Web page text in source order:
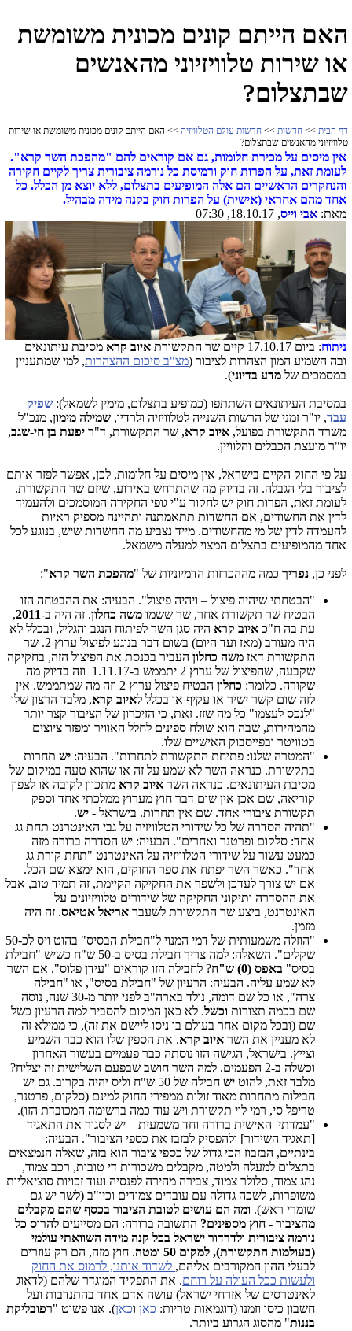
האם הייתם קונים מכונית משומשת
או שירות טלוויזיוני מהאנשים
שבתצלום?
דף הבית >> חדשות >> חדשות עולם הטלוויזיה >> האם הייתם קונים מכונית משומשת או שירות
טלוויזיוני מהאנשים שבתצלום?
אין מיסים על מכירת חלומות, גם אם קוראים להם "מהפכת השר קרא".
לעומת זאת, על הפרות חוק ורמיסת כל נורמה ציבורית צריך לקיים חקירה
והנחקרים הראשיים הם אלה המופיעים בתצלום, ללא יוצא מן הכלל. כל
אחד מהם אחראי (אישית) על הפרות חוק בקנה מידה מבהיל.
מאת: אבי וייס, 18.10.17, 07:30
ניתוח: ביום 17.10.17 קיים שר התקשורת איוב קרא מסיבת עיתונאים
ובה השמיע המון הצהרות לציבור (מצ"ב סיכום ההצהרות, למי שמתעניין
במסמכים של מדע בדיוני).
במסיבת העיתונאים השתתפו (כמופיע בתצלום, מימין לשמאל): שפיק
עבד, יו"ר זמני של הרשות השנייה לטלוויזיה ולרדיו, שמילה מימון, מנכ"ל
משרד התקשורת בפועל, איוב קרא, שר התקשורת, ד"ר יפעת בן חי-שגב,
יו"ר מועצת הכבלים והלוויין.
על פי החוק הקיים בישראל, אין מיסים על חלומות, לכן, אפשר לפזר אותם
לציבור בלי הגבלה. זה בדיוק מה שהתרחש באירוע, שיזם שר התקשורת.
לעומת זאת, הפרות חוק יש לחקור ע"י גופי החקירה המוסמכים ולהעמיד
לדין את החשודים, אם החשדות תתאמתנה ותהיינה מספיק ראיות
להעמדה לדין של מי מהחשודים. מייד נצביע מה החשדות שיש, בנוגע לכל
אחד מהמופיעים בתצלום המצוי למעלה משמאל.
לפני כן, נפריך כמה מההכרזות הדמיוניות של "מהפכת השר קרא":
"הבטחתי שיהיה פיצול – ויהיה פיצול". הבעיה: את ההבטחה הזו
הבטיח שר תקשורת אחר, שר ששמו משה כחלון. זה היה ב-2011
,
עת בה ח"כ איוב קרא היה סגן השר לפיתוח הנגב והגליל, ובכלל לא
היה מעורב (מאז ועד היום) בשום דבר בנוגע לפיצול ערוץ 2. שר
התקשורת דאז משה כחלון העביר בכנסת את הפיצול הזה, בחקיקה
שקבעה, שהפיצול של ערוץ 2 יתממש ב-1.11.17 וזה בדיוק מה
שקורה. כלומר: כחלון
הבטיח פיצול ערוץ 2 וזה מה שמתממש. אין
לזה שום קשר ישיר או עקיף או בכלל לאיוב קרא, מלבד הרצון שלו
"לנכס לעצמו" כל מה שזז. זאת, כי הזיכרון של הציבור קצר יותר
מהמהירות, שבה הוא שולח ספינים לחלל האוויר ומפזר ציוצים
בטוויטר ובפייסבוק האישיים שלו.
"המטרה שלנו: פתיחת התקשורת לתחרות". הבעיה: יש תחרות
בתקשורת. כנראה השר לא שמע על זה או שהוא טעה במיקום של
מסיבת העיתונאים. כנראה השר איוב קרא מתכוון לקובה או לצפון
קוריאה, שם אכן אין שום דבר חוץ מערוץ ממלכתי אחד וספק
תקשורת ציבורי אחד. שם אין תחרות. בישראל - יש.
"תהיה הסדרה של כל שידורי הטלוויזיה על גבי האינטרנט תחת גג
אחד: סלקום ופרטנר ואחרים". הבעיה: יש הסדרה ברורה מזה
כמעט עשור על שידורי הטלוויזיה על האינטרנט "תחת קורת גג
אחד". כאשר השר יפתח את ספר החוקים, הוא ימצא שם הכל.
אם יש צורך לעדכן ולשפר את החקיקה הקיימת, זה תמיד טוב, אבל
את ההסדרה ותיקוני החקיקה של שידורים טלוויזיונים על
האינטרנט, ביצע שר התקשורת לשעבר אריאל אטיאס. זה היה
מזמן.
"הוזלה משמעותית של דמי המנוי ל"חבילת הבסיס" בהוט ויס לכ-50
שקלים". השאלה: למה צריך חבילת בסיס ב-50 ש"ח כשיש "חבילת
בסיס" באפס (0) ש"ח
? לחבילה הזו קוראים "עידן פלוס", אם השר
לא שמע עליה. הבעיה: הרעיון של "חבילת בסיס", או "חבילה
צרה", או כל שם דומה, נולד בארה"ב לפני יותר מ-30 שנה, נוסה
שם בכמה תצורות וכשל. לא כאן המקום להסביר למה הרעיון כשל
שם (ובכל מקום אחר בעולם בו ניסו ליישם את זה), כי ממילא זה
לא מעניין את השר איוב קרא. את הספין שלו הוא כבר השמיע
וצייץ. בישראל, הגישה הזו נוסתה כבר פעמיים בעשור האחרון
וכשלה ב-2 הפעמים. למה השר חושב שבפעם השלישית זה יצליח?
מלבד זאת, להוט יש
חבילה של 50 ש"ח וליס יהיה בקרוב. גם יש
חבילות מתחרות מאוד זולות ממפירי החוק למינם (סלקום, פרטנר,
טריפל סי, רמי לוי תקשורת ויש עוד כמה ברשימה המכובדת הזו).
"עמדתי האישית ברורה וחד משמעית – יש לסגור את התאגיד
[תאגיד השידור] ולהפסיק לבזבז את כספי הציבור". הבעיה:
בינתיים, הבזבוז הכי גדול של כספי ציבור הוא בזה, שאלה הנמצאים
בתצלום למעלה ולמטה, מקבלים משכורות די טובות, רכב צמוד,
נהג צמוד, סלולר צמוד, צבירה מהירה לפנסיה ועוד זכויות סוציאליות
משופרות, לשכה גדולה עם עובדים צמודים וכיו"ב (לשר יש גם
שומרי ראש). ומה הם עושים לטובת הציבור בכסף שהם מקבלים
מהציבור - חוץ מספינים? התשובה ברורה: הם מסייעים להרוס כל
נורמה ציבורית ולדרדור ישראל בכל קנה מידה השוואתי עולמי
(בעולמות התקשורת), למקום 50 ומטה
. חוץ מזה, הם רק עוזרים
לבעלי ההון המקורבים אליהם, לשדוד אותנו, לרמוס את החוק
ולעשות ככל העולה על רוחם. את התפקיד המוגדר שלהם (לדאוג
לאינטרסים של אזרחי ישראל) עושה אדם אחד בהתנדבות ועל
חשבון כיסו וזמנו (דוגמאות טריות: כאן וכאן). אנו פשוט "רפובליקת
בננות" מהסוג הגרוע ביותר.